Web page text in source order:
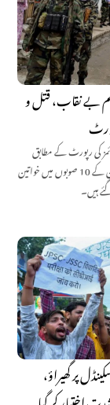
بے نقاب، قتل و
کی رپورٹ کے مطابق
طالبان کے اقتدار کے بعد افغانستان کے 10 صوبوں میں خواتین
پر گھیراؤ،